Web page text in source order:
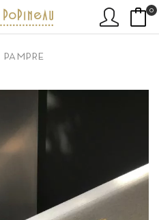
0
PAMPRE